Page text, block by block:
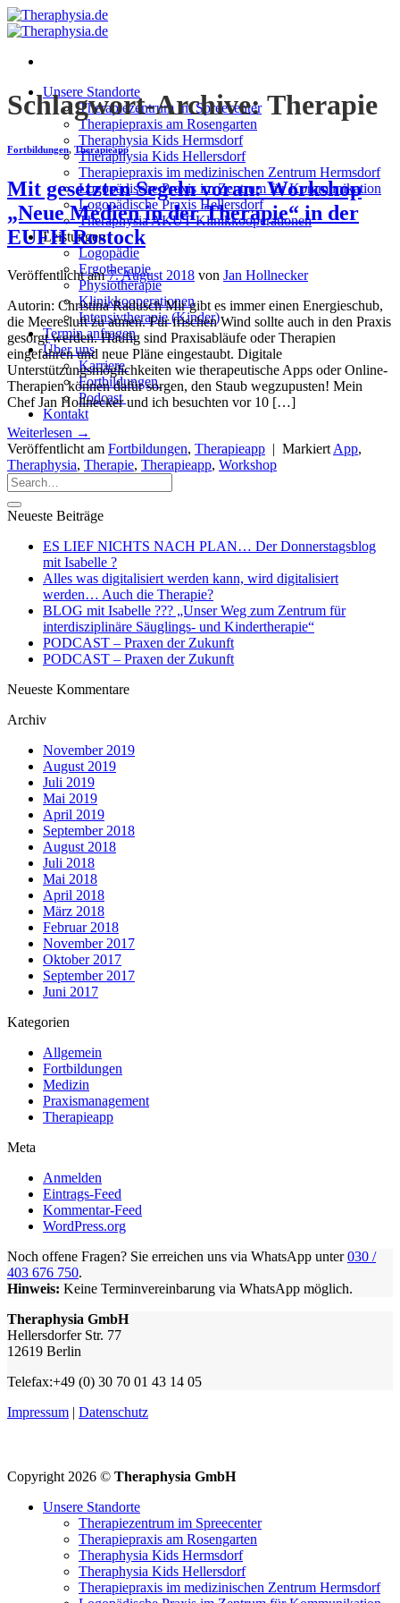
Zum
Inhalt
Unsere Standorte
Therapiezentrum im Spreecenter
Therapiepraxis am Rosengarten
Theraphysia Kids Hermsdorf
Theraphysia Kids Hellersdorf
Therapiepraxis im medizinischen Zentrum Hermsdorf
Logopädische Praxis im Zentrum für Kommunikation
Logopädische Praxis Hellersdorf
Theraphysia AKUT Klinikkooperationen
Leistungen
Logopädie
Ergotherapie
Physiotherapie
Klinikkooperationen
Intensivtherapie (Kinder)
Termin anfragen
Über uns
Karriere
Fortbildungen
Podcast
Kontakt
Schlagwort-Archive:Therapie
Fortbildungen, Therapieapp
Mit gesetzten Segeln voran: Workshop
„Neue Medien in der Therapie“ in der
EUFH Rostock
Veröffentlicht am7. August 2018 von Jan Hollnecker
Autorin: Christina Radusch Mir gibt es immer einen Energieschub,
die Meeresluft zu atmen. Für frischen Wind sollte auch in den Praxis
gesorgt werden. Häufig sind Praxisabläufe oder Therapien
eingefahren und neue Pläne eingestaubt. Digitale
Unterstützungsmöglichkeiten wie therapeutische Apps oder Online-
Therapien können dafür sorgen, den Staub wegzupusten! Mein
Chef Jan Hollnecker und ich besuchten vor 10 […]
Weiterlesen →
Veröffentlicht am Fortbildungen, Therapieapp | Markiert App,
Theraphysia, Therapie, Therapieapp, Workshop
Neueste Beiträge
ES LIEF NICHTS NACH PLAN… Der Donnerstagsblog
mit Isabelle ?
Alles was digitalisiert werden kann, wird digitalisiert
werden… Auch die Therapie?
BLOG mit Isabelle ??‍? „Unser Weg zum Zentrum für
interdisziplinäre Säuglings- und Kindertherapie“
PODCAST – Praxen der Zukunft
PODCAST – Praxen der Zukunft
Neueste Kommentare
Archiv
November 2019
August 2019
Juli 2019
Mai 2019
April 2019
September 2018
August 2018
Juli 2018
Mai 2018
April 2018
März 2018
Februar 2018
November 2017
Oktober 2017
September 2017
Juni 2017
Kategorien
Allgemein
Fortbildungen
Medizin
Praxismanagement
Therapieapp
Meta
Anmelden
Eintrags-Feed
Kommentar-Feed
WordPress.org
Noch offene Fragen? Sie erreichen uns via WhatsApp unter030 /
403 676 750.
Hinweis: Keine Terminvereinbarung via WhatsApp möglich.
Theraphysia GmbH
Hellersdorfer Str. 77
12619 Berlin
Telefax:+49 (0) 30 70 01 43 14 05
Impressum | Datenschutz
Copyright 2026 © Theraphysia GmbH
Unsere Standorte
Therapiezentrum im Spreecenter
Therapiepraxis am Rosengarten
Theraphysia Kids Hermsdorf
Theraphysia Kids Hellersdorf
Therapiepraxis im medizinischen Zentrum Hermsdorf